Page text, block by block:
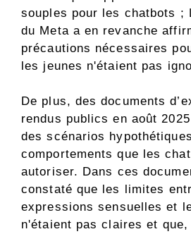
souples pour les chatbots ;
du Meta a en revanche
précautions nécessaires
les jeunes n'étaient pas
De plus, des documents
rendus publics en août
des scénarios
comportements que les
autoriser. Dans ces
constaté que les limites
expressions sensuelles et
n'étaient pas claires et